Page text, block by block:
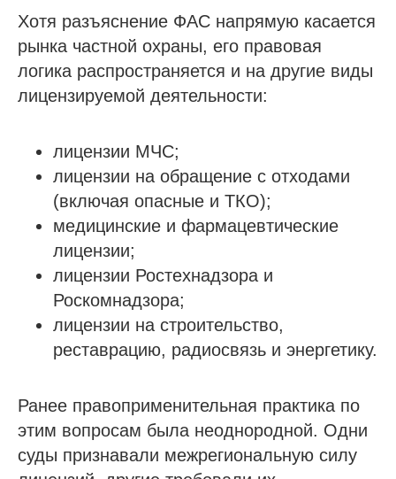
Хотя разъяснение ФАС напрямую касается
рынка частной охраны, его правовая
логика распространяется и на другие виды
лицензируемой деятельности:
лицензии МЧС;
лицензии на обращение с отходами
(включая опасные и ТКО);
медицинские и фармацевтические
лицензии;
лицензии Ростехнадзора и
Роскомнадзора;
лицензии на строительство,
реставрацию, радиосвязь и энергетику.
Ранее правоприменительная практика по
этим вопросам была неоднородной. Одни
суды признавали межрегиональную силу